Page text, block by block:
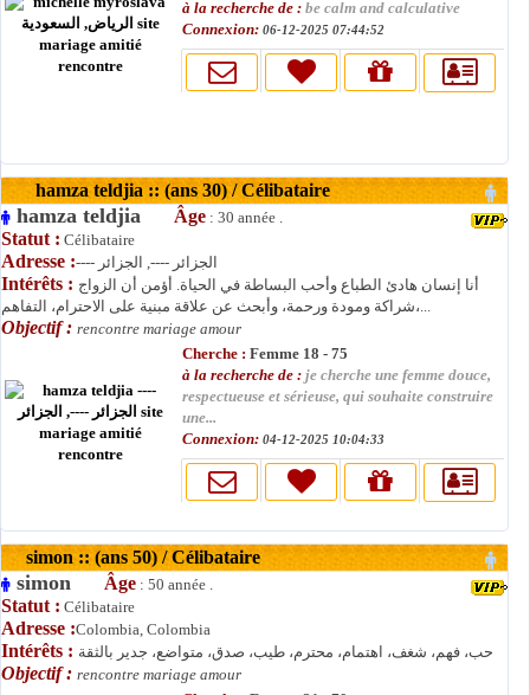
à la recherche de : be calm and calculative
Connexion: 06-12-2025 07:44:52
hamza teldjia :: (ans 30) / Célibataire
hamza teldjia Âge : 30 année .
Statut : Célibataire
Adresse : ---- الجزائر ----, الجزائر
Intérêts : أنا إنسان هادئ الطباع وأحب البساطة في الحياة. أؤمن أن الزواج
شراكة ومودة ورحمة، وأبحث عن علاقة مبنية على الاحترام، التفاهم،...
Objectif : rencontre mariage amour
Cherche : Femme 18 - 75
à la recherche de : je cherche une femme douce,
respectueuse et sérieuse, qui souhaite construire
une...
Connexion: 04-12-2025 10:04:33
simon :: (ans 50) / Célibataire
simon Âge : 50 année .
Statut : Célibataire
Adresse :Colombia, Colombia
Intérêts : حب، فهم، شغف، اهتمام، محترم، طيب، صدق، متواضع، جدير بالثقة
Objectif : rencontre mariage amour